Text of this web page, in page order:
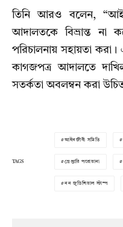
তিনি আরও বলেন,
আদালতকে বিভ্রান্ত না
পরিচালনায় সহায়তা করা।
কাগজপত্র আদালতে
সতর্কতা অবলম্বন করা
TAGS
আইনজীবী সমিতি
গ্রেপ্তারি পরোয়ানা
নন জুডিশিয়াল স্টাম্প